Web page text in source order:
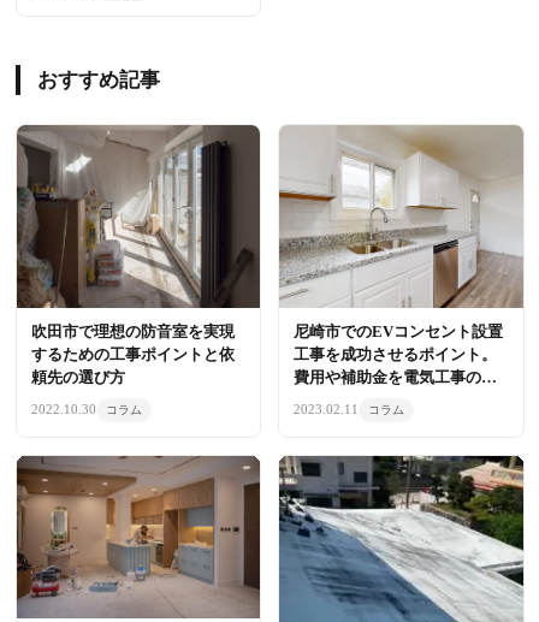
おすすめ記事
吹田市で理想の防音室を実現
するための工事ポイントと依
頼先の選び方
2022.10.30 コラム
尼崎市でのEVコンセント設置
工事を成功させるポイント。
費用や補助金を電気工事のプ
ロが解説
2023.02.11 コラム